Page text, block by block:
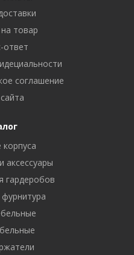
товар
ответ
соглашение
корпуса
аксессуары
гардеробов